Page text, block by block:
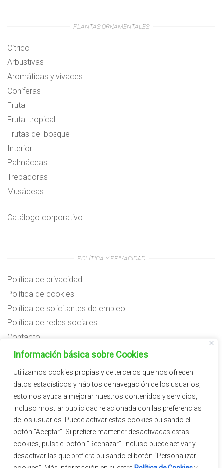
Información básica sobre Cookies
Utilizamos cookies propias y de terceros que nos ofrecen
datos estadísticos y hábitos de navegación de los usuarios;
esto nos ayuda a mejorar nuestros contenidos y servicios,
incluso mostrar publicidad relacionada con las preferencias
de los usuarios. Puede activar estas cookies pulsando el
botón “Aceptar”. Si prefiere mantener desactivadas estas
cookies, pulse el botón “Rechazar”. Incluso puede activar y
desactivar las que prefiera pulsando el botón “Personalizar
PLANTAS ORNAMENTALES
Cítrico
Arbustivas
Aromáticas y vivaces
Coníferas
Frutal
Frutal tropical
Frutas del bosque
Interior
Palmáceas
Trepadoras
Musáceas
Catálogo corporativo
POLÍTICA Y PRIVACIDAD
Política de privacidad
Política de cookies
Política de solicitantes de empleo
Política de redes sociales
Contacto
Preguntas frecuentes
Subvenciones